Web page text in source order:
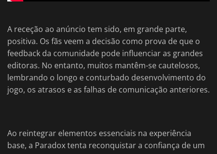
A receção ao anúncio tem sido, em grande parte,
positiva. Os fãs veem a decisão como prova de que o
feedback da comunidade pode influenciar as grandes
editoras. No entanto, muitos mantêm-se cautelosos,
lembrando o longo e conturbado desenvolvimento do
jogo, os atrasos e as falhas de comunicação anteriores.
Ao reintegrar elementos essenciais na experiência
base, a Paradox tenta reconquistar a confiança de um